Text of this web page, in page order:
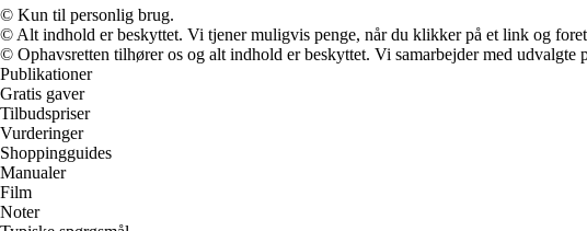
© Kun til personlig brug.
© Alt indhold er beskyttet. Vi tjener muligvis penge, når du klikker på et link og
© Ophavsretten tilhører os og alt indhold er beskyttet. Vi samarbejder med
Publikationer
Gratis gaver
Tilbudspriser
Vurderinger
Shoppingguides
Manualer
Film
Noter